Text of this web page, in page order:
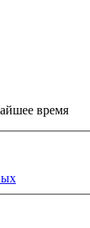
время